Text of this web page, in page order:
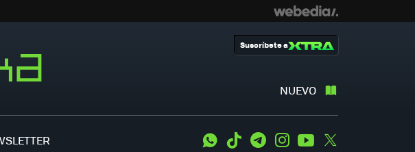
NUEVO
Suscríbete a
WhatsApp
Tiktok TelegramInstagramYoutube